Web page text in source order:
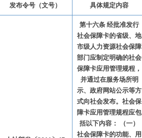
发布令号（文号） 具体规定内容
第十六条 经批准发行
社会保障卡的省级、地
市级人力资源社会保障
部门应制定明确的社会
保障卡应用管理规程，
并通过在服务场所明
示、政府网站公示等方
式向社会发布。社会保
障卡应用管理规程应包
括以下内容： （一）
社会保障卡的功能、用